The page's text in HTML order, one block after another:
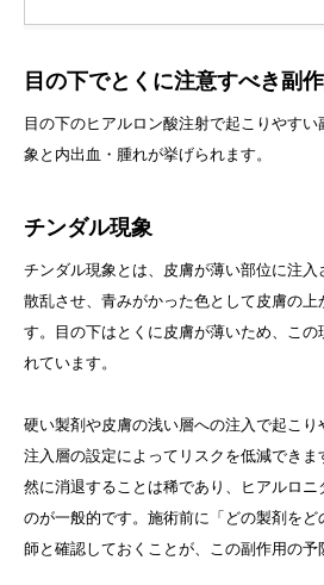
目の下でとくに注意すべき副
目の下のヒアルロン酸注射で起こりやす
象と内出血・腫れが挙げられます。
チンダル現象
チンダル現象とは、皮膚が薄い部位に注
散乱させ、青みがかった色として皮膚の
す。目の下はとくに皮膚が薄いため、この
れています。
硬い製剤や皮膚の浅い層への注入で起こり
注入層の設定によってリスクを低減できま
然に消退することは稀であり、ヒアルロ
のが一般的です。施術前に「どの製剤を
師と確認しておくことが、この副作用の予